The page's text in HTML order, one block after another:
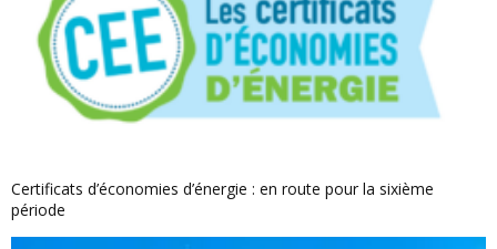
Certificats d’économies d’énergie : en route pour la sixième
période